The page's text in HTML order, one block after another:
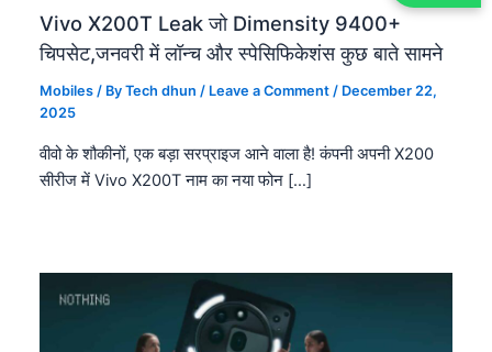
Vivo X200T Leak जो Dimensity 9400+
चिपसेट,जनवरी में लॉन्च और स्पेसिफिकेशंस कुछ बाते सामने
Mobiles / ByTech dhun/ Leave a Comment / December 22,
2025
वीवो के शौकीनों, एक बड़ा सरप्राइज आने वाला है! कंपनी अपनी X200
सीरीज में Vivo X200T नाम का नया फोन […]